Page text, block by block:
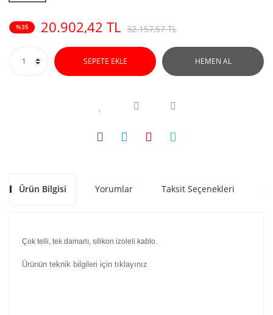
%35 20.902,42 TL 32.157,57 TL
SEPETE EKLE HEMEN AL
Ürün Bilgisi Yorumlar Taksit Seçenekleri
Çok telli, tek damarlı, silikon izoleli kablo.
Ürünün teknik bilgileri için tıklayınız